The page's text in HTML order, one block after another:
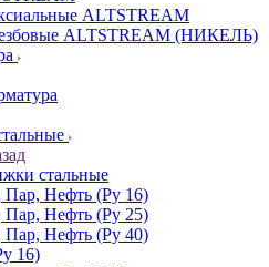
ALTSTREAM
ALTSTREAM (НИКЕЛЬ)
стальные
Пар, Нефть (Ру 16)
Пар, Нефть (Ру 25)
Пар, Нефть (Ру 40)
16)